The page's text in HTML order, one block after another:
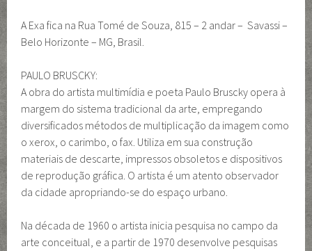
A Exa fica na Rua Tomé de Souza, 815 – 2 andar – Savassi –
Belo Horizonte – MG, Brasil.
PAULO BRUSCKY:
A obra do artista multimídia e poeta Paulo Bruscky opera à
margem do sistema tradicional da arte, empregando
diversificados métodos de multiplicação da imagem como
o xerox, o carimbo, o fax. Utiliza em sua construção
materiais de descarte, impressos obsoletos e dispositivos
de reprodução gráfica. O artista é um atento observador
da cidade apropriando-se do espaço urbano.
Na década de 1960 o artista inicia pesquisa no campo da
arte conceitual, e a partir de 1970 desenvolve pesquisas